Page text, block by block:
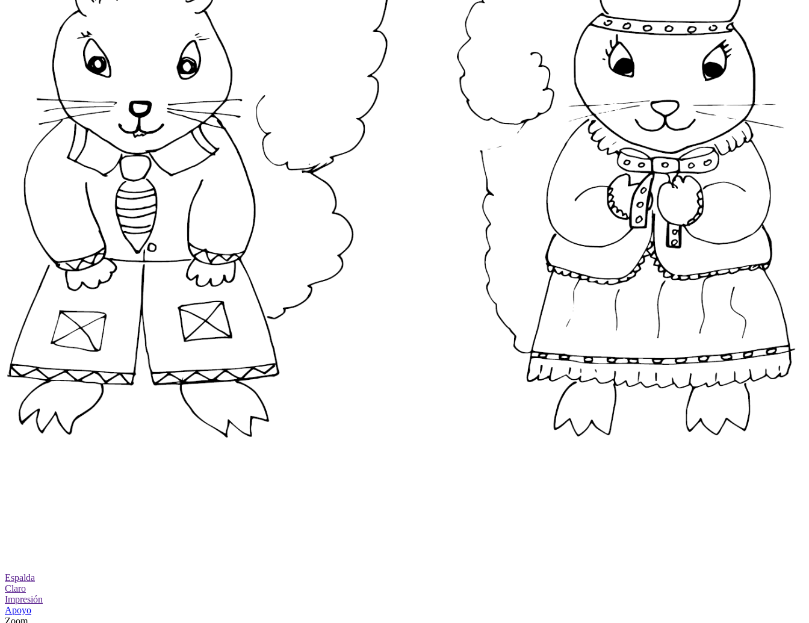
Espalda
Claro
Impresión
Apoyo